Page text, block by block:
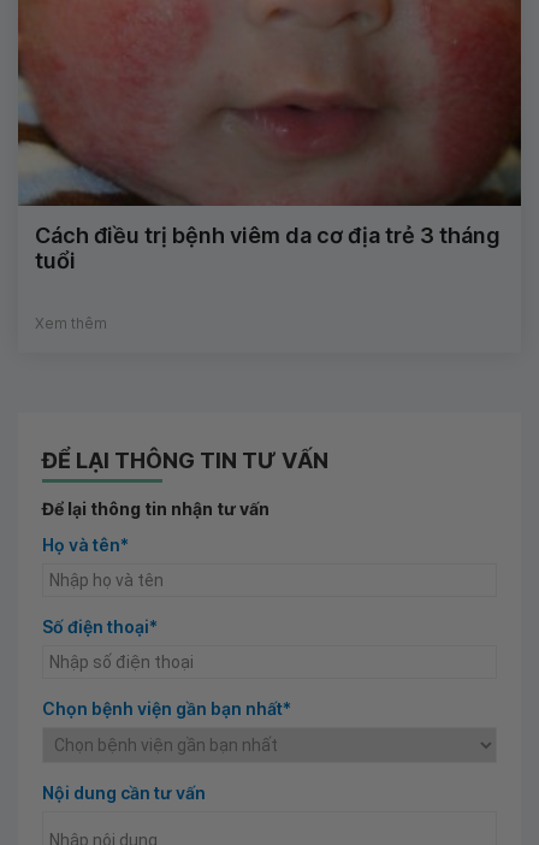
Cách điều trị bệnh viêm da cơ địa trẻ 3 tháng
tuổi
Xem thêm
ĐỂ LẠI THÔNG TIN TƯ VẤN
Để lại thông tin nhận tư vấn
Họ và tên*
Số điện thoại*
Chọn bệnh viện gần bạn nhất*
Nội dung cần tư vấn